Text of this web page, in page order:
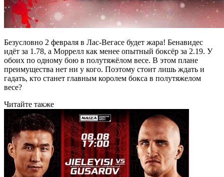
Безусловно 2 февраля в Лас-Вегасе будет жара! Бенавидес
идёт за 1.78, а Моррелл как менее опытный боксёр за 2.19. У
обоих по одному бою в полутяжёлом весе. В этом плане
преимущества нет ни у кого. Поэтому стоит лишь ждать и
гадать, кто станет главным королем бокса в полутяжелом
весе?
Читайте также